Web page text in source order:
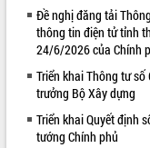
ALBUM ẢNH
Đề nghị đăng tải
thông tin điện tử tỉnh
24/6/2026 của Chính
Triển khai Thông tư
trưởng Bộ Xây dựng
Triển khai Quyết định
tướng Chính phủ